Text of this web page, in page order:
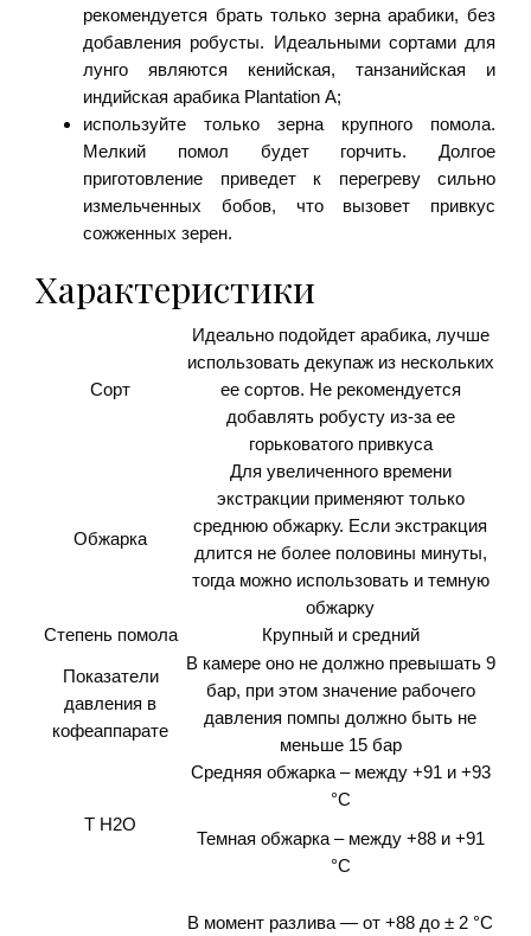
рекомендуется брать только зерна арабики, без
добавления робусты. Идеальными сортами для
лунго являются кенийская, танзанийская и
индийская арабика Plantation А;
используйте только зерна крупного помола.
Мелкий помол будет горчить. Долгое
приготовление приведет к перегреву сильно
измельченных бобов, что вызовет привкус
сожженных зерен.
Характеристики
Сорт
Идеально подойдет арабика, лучше
использовать декупаж из нескольких
ее сортов. Не рекомендуется
добавлять робусту из-за ее
горьковатого привкуса
Обжарка
Для увеличенного времени
экстракции применяют только
среднюю обжарку. Если экстракция
длится не более половины минуты,
тогда можно использовать и темную
обжарку
Степень помола
Крупный и средний
Показатели
давления в
кофеаппарате
В камере оно не должно превышать 9
бар, при этом значение рабочего
давления помпы должно быть не
меньше 15 бар
T H2O
Средняя обжарка – между +91 и +93
°C
Темная обжарка – между +88 и +91
°C
В момент разлива — от +88 до ± 2 °C